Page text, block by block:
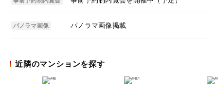
パノラマ画像 パノラマ画像掲載
近隣のマンションを探す